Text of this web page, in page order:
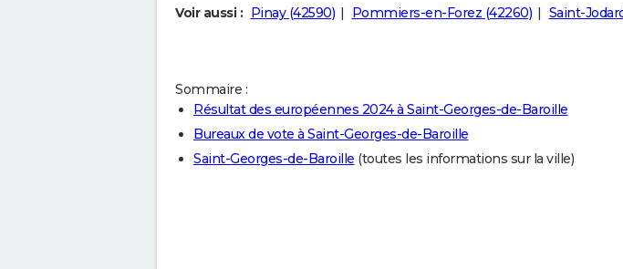
Voir aussi : Pinay (42590) Pommiers-en-Forez (42260) Saint-
Sommaire :
Résultat des européennes 2024 à Saint-Georges-de-Baroille
Bureaux de vote à Saint-Georges-de-Baroille
Saint-Georges-de-Baroille (toutes les informations sur la ville)